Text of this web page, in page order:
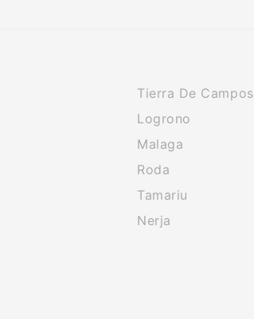
Tierra De Campos
Logrono
Malaga
Roda
Tamariu
Nerja